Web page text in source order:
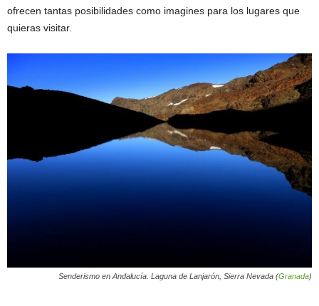
ofrecen tantas posibilidades como imagines para los lugares que
quieras visitar.
Senderismo en Andalucía. Laguna de Lanjarón, Sierra Nevada (Granada)